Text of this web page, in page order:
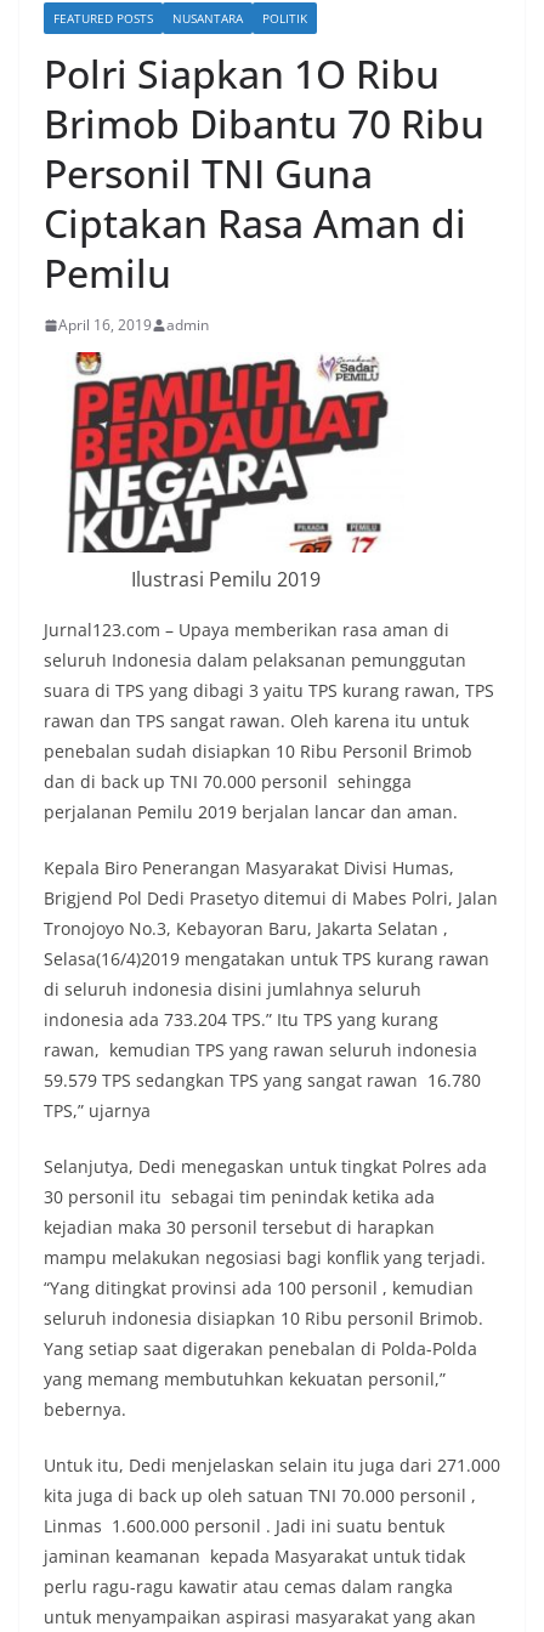
FEATURED POSTS NUSANTARA POLITIK
Polri Siapkan 1O Ribu
Brimob Dibantu 70 Ribu
Personil TNI Guna
Ciptakan Rasa Aman di
Pemilu
April 16, 2019 admin
Ilustrasi Pemilu 2019
Jurnal123.com – Upaya memberikan rasa aman di
seluruh Indonesia dalam pelaksanan pemunggutan
suara di TPS yang dibagi 3 yaitu TPS kurang rawan, TPS
rawan dan TPS sangat rawan. Oleh karena itu untuk
penebalan sudah disiapkan 10 Ribu Personil Brimob
dan di back up TNI 70.000 personil sehingga
perjalanan Pemilu 2019 berjalan lancar dan aman.
Kepala Biro Penerangan Masyarakat Divisi Humas,
Brigjend Pol Dedi Prasetyo ditemui di Mabes Polri, Jalan
Tronojoyo No.3, Kebayoran Baru, Jakarta Selatan ,
Selasa(16/4)2019 mengatakan untuk TPS kurang rawan
di seluruh indonesia disini jumlahnya seluruh
indonesia ada 733.204 TPS.” Itu TPS yang kurang
rawan, kemudian TPS yang rawan seluruh indonesia
59.579 TPS sedangkan TPS yang sangat rawan 16.780
TPS,” ujarnya
Selanjutya, Dedi menegaskan untuk tingkat Polres ada
30 personil itu sebagai tim penindak ketika ada
kejadian maka 30 personil tersebut di harapkan
mampu melakukan negosiasi bagi konflik yang terjadi.
“Yang ditingkat provinsi ada 100 personil , kemudian
seluruh indonesia disiapkan 10 Ribu personil Brimob.
Yang setiap saat digerakan penebalan di Polda-Polda
yang memang membutuhkan kekuatan personil,”
bebernya.
Untuk itu, Dedi menjelaskan selain itu juga dari 271.000
kita juga di back up oleh satuan TNI 70.000 personil ,
Linmas 1.600.000 personil . Jadi ini suatu bentuk
jaminan keamanan kepada Masyarakat untuk tidak
perlu ragu-ragu kawatir atau cemas dalam rangka
untuk menyampaikan aspirasi masyarakat yang akan